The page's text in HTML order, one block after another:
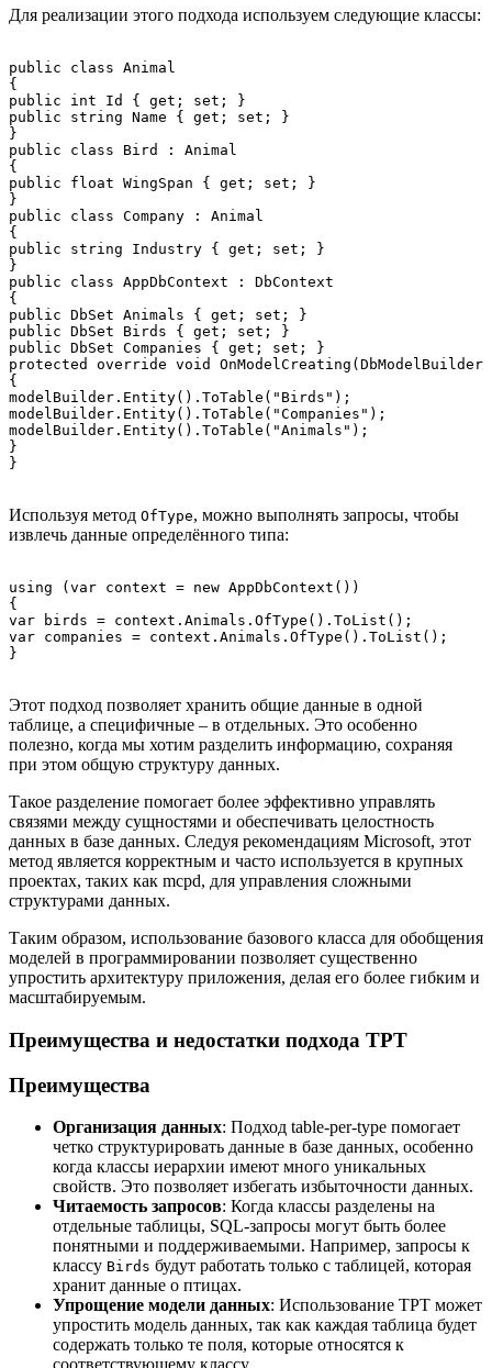
Для реализации этого подхода используем следующие классы:
public class Animal
{
public int Id { get; set; }
public string Name { get; set; }
}
public class Bird : Animal
{
public float WingSpan { get; set; }
}
public class Company : Animal
{
public string Industry { get; set; }
}
public class AppDbContext : DbContext
{
public DbSet Animals { get; set; }
public DbSet Birds { get; set; }
public DbSet Companies { get; set; }
protected override void OnModelCreating(DbModelBuilder
{
modelBuilder.Entity().ToTable("Birds");
modelBuilder.Entity().ToTable("Companies");
modelBuilder.Entity().ToTable("Animals");
}
Используя метод OfType, можно выполнять запросы, чтобы
извлечь данные определённого типа:
using (var context = new AppDbContext())
{
var birds = context.Animals.OfType ().ToList();
var companies = context.Animals.OfType ().ToList();
Этот подход позволяет хранить общие данные в одной
таблице, а специфичные – в отдельных. Это особенно
полезно, когда мы хотим разделить информацию, сохраняя
при этом общую структуру данных.
Такое разделение помогает более эффективно управлять
связями между сущностями и обеспечивать целостность
данных в базе данных. Следуя рекомендациям Microsoft, этот
метод является корректным и часто используется в крупных
проектах, таких как mcpd, для управления сложными
структурами данных.
Таким образом, использование базового класса для обобщения
моделей в программировании позволяет существенно
упростить архитектуру приложения, делая его более гибким и
масштабируемым.
Преимущества и недостатки подхода TPT
Преимущества
Организация данных: Подход table-per-type помогает
четко структурировать данные в базе данных, особенно
когда классы иерархии имеют много уникальных
свойств. Это позволяет избегать избыточности данных.
Читаемость запросов: Когда классы разделены на
отдельные таблицы, SQL-запросы могут быть более
понятными и поддерживаемыми. Например, запросы к
классу Birds будут работать только с таблицей, которая
хранит данные о птицах.
Упрощение модели данных: Использование TPT может
упростить модель данных, так как каждая таблица будет
содержать только те поля, которые относятся к